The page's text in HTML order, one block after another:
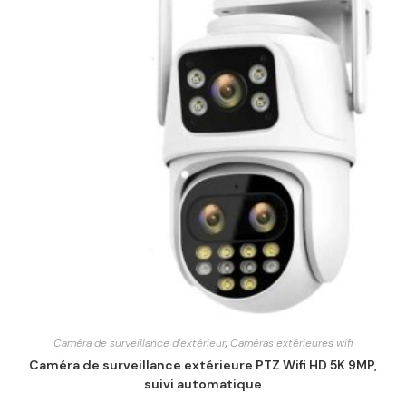
Caméra de surveillance d'extérieur, Caméras extérieures wifi
Caméra de surveillance extérieure PTZ Wifi HD 5K 9MP,
suivi automatique